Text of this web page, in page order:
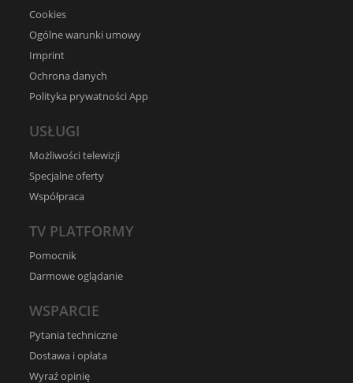
Cookies
Ogólne warunki umowy
Imprint
Ochrona danych
Polityka prywatności App
USŁUGI
Możliwości telewizji
Specjalne oferty
Współpraca
TV PLATFORMY
Pomocnik
Darmowe oglądanie
WSPARCIE
Pytania techniczne
Dostawa i opłata
Wyraź opinię